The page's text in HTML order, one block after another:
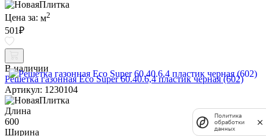
Цена за: м2
501₽
В наличии
Решетка газонная Eco Super 60.40.6,4 пластик черная (602)
Артикул: 1230104
Длина
600
Ширина
Политика
обработки
данных